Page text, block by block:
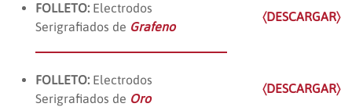
FOLLETO: Electrodos
Serigrafiados de Grafeno
〈DESCARGAR〉
FOLLETO: Electrodos
Serigrafiados de Oro
〈DESCARGAR〉